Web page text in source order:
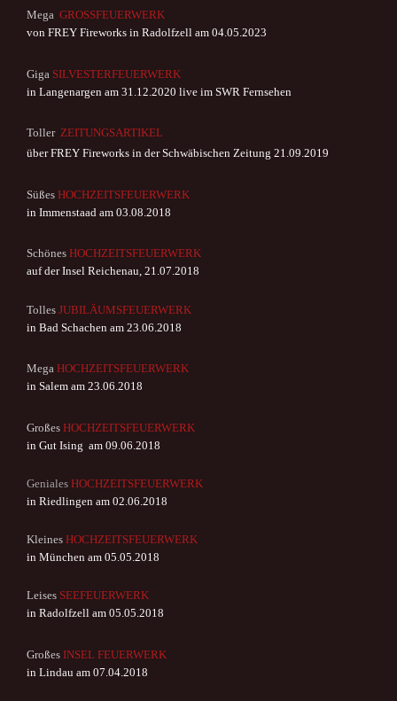
Mega GROSSFEUERWERK
von FREY Fireworks in Radolfzell am 04.05.2023
Giga SILVESTERFEUERWERK
in Langenargen am 31.12.2020 live im SWR Fernsehen
Toller ZEITUNGSARTIKEL
über FREY Fireworks in der Schwäbischen Zeitung 21.09.2019
Süßes HOCHZEITSFEUERWERK
in Immenstaad am 03.08.2018
Schönes HOCHZEITSFEUERWERK
auf der Insel Reichenau, 21.07.2018
Tolles JUBILÄUMSFEUERWERK
in Bad Schachen am 23.06.2018
Mega HOCHZEITSFEUERWERK
in Salem am 23.06.2018
Großes HOCHZEITSFEUERWERK
in Gut Ising am 09.06.2018
Geniales HOCHZEITSFEUERWERK
in Riedlingen am 02.06.2018
Kleines HOCHZEITSFEUERWERK
in München am 05.05.2018
Leises SEEFEUERWERK
in Radolfzell am 05.05.2018
Großes INSEL FEUERWERK
in Lindau am 07.04.2018